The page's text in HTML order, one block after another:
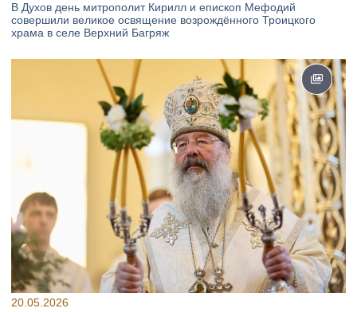
В Духов день митрополит Кирилл и епископ Мефодий
совершили великое освящение возрождённого Троицкого
храма в селе Верхний Багряж
20.05.2026